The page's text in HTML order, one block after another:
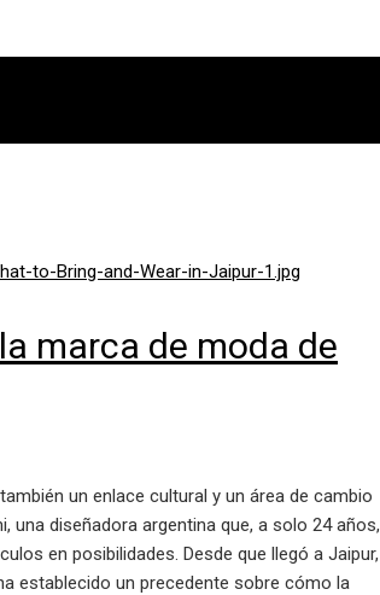
marca de moda de
un enlace cultural y un área de cambio
una diseñadora argentina que, a solo 24 años,
en posibilidades. Desde que llegó a Jaipur,
establecido un precedente sobre cómo la